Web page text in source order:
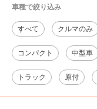
車種で絞り込み
すべて クルマのみ
コンパクト 中型車
トラック 原付